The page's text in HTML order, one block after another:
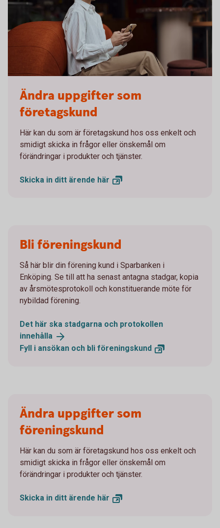
Ändra uppgifter som
företagskund
Här kan du som är företagskund hos oss enkelt och
smidigt skicka in frågor eller önskemål om
förändringar i produkter och tjänster.
Skicka in ditt ärende här
Bli föreningskund
Så här blir din förening kund i Sparbanken i
Enköping. Se till att ha senast antagna stadgar, kopia
av årsmötesprotokoll och konstituerande möte för
nybildad förening.
Det här ska stadgarna och protokollen
innehålla
Fyll i ansökan och bli föreningskund
Ändra uppgifter som
föreningskund
Här kan du som är företagskund hos oss enkelt och
smidigt skicka in frågor eller önskemål om
förändringar i produkter och tjänster.
Skicka in ditt ärende här